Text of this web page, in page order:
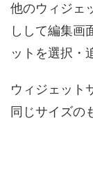
他のウィジェ
しして編集画
ットを選択・
ウィジェット
同じサイズの